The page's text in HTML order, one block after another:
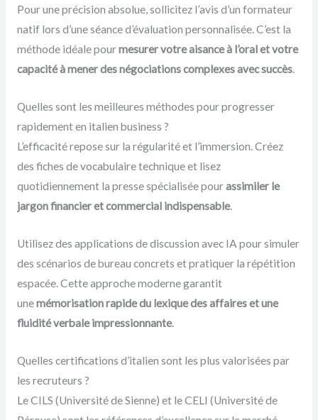
Pour une précision absolue, sollicitez l’avis d’un formateur
natif lors d’une séance d’évaluation personnalisée. C’est la
méthode idéale pourmesurer votre aisance à l’oral et votre
capacité à mener des négociations complexes avec succès.
Quelles sont les meilleures méthodes pour progresser
rapidement en italien business ?
L’efficacité repose sur la régularité et l’immersion. Créez
des fiches de vocabulaire technique et lisez
quotidiennement la presse spécialisée pourassimiler le
jargon financier et commercial indispensable.
Utilisez des applications de discussion avec IA pour simuler
des scénarios de bureau concrets et pratiquer la répétition
espacée. Cette approche moderne garantit
unemémorisation rapide du lexique des affaires et une
fluidité verbale impressionnante.
Quelles certifications d’italien sont les plus valorisées par
les recruteurs ?
Le CILS (Université de Sienne) et le CELI (Université de